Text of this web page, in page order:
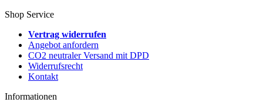
Shop Service
Vertrag widerrufen
Angebot anfordern
CO2 neutraler Versand mit DPD
Widerrufsrecht
Kontakt
Informationen